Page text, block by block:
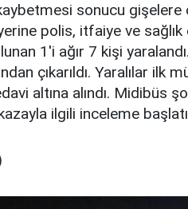
sonucu gişelere
polis, itfaiye ve
1'i ağır 7 kişi
çıkarıldı. Yaralılar ilk
altına alındı. Midibüs
ilgili inceleme